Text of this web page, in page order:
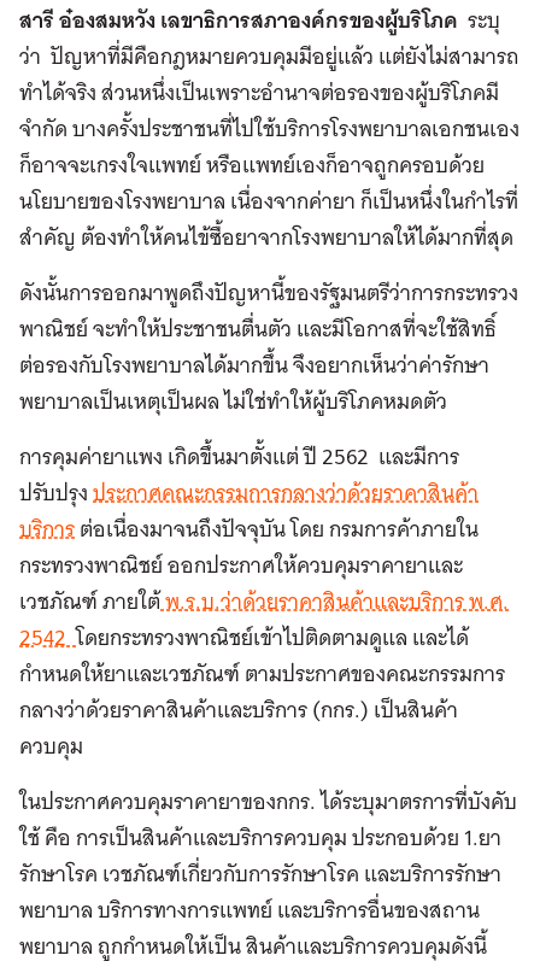
สารี อ๋องสมหวัง เลขาธิการสภาองค์กรของผู้บริโภค ระบุ
ว่า ปัญหาที่มีคือกฎหมายควบคุมมีอยู่แล้ว แต่ยังไม่สามารถ
ทำได้จริง ส่วนหนึ่งเป็นเพราะอำนาจต่อรองของผู้บริโภคมี
จำกัด บางครั้งประชาชนที่ไปใช้บริการโรงพยาบาลเอกชนเอง
ก็อาจจะเกรงใจแพทย์ หรือแพทย์เองก็อาจถูกครอบด้วย
นโยบายของโรงพยาบาล เนื่องจากค่ายา ก็เป็นหนึ่งในกำไรที่
สำคัญ ต้องทำให้คนไข้ซื้อยาจากโรงพยาบาลให้ได้มากที่สุด
ดังนั้นการออกมาพูดถึงปัญหานี้ของรัฐมนตรีว่าการกระทรวง
พาณิชย์ จะทำให้ประชาชนตื่นตัว และมีโอกาสที่จะใช้สิทธิ์
ต่อรองกับโรงพยาบาลได้มากขึ้น จึงอยากเห็นว่าค่ารักษา
พยาบาลเป็นเหตุเป็นผล ไม่ใช่ทำให้ผู้บริโภคหมดตัว
การคุมค่ายาแพง เกิดขึ้นมาตั้งแต่ ปี 2562 และมีการ
ปรับปรุงประกาศคณะกรรมการกลางว่าด้วยราคาสินค้า
บริการต่อเนื่องมาจนถึงปัจจุบัน โดย กรมการค้าภายใน
กระทรวงพาณิชย์ ออกประกาศให้ควบคุมราคายาและ
เวชภัณฑ์ ภายใต้พ.ร.บ.ว่าด้วยราคาสินค้าและบริการ พ.ศ.
2542โดยกระทรวงพาณิชย์เข้าไปติดตามดูแล และได้
กำหนดให้ยาและเวชภัณฑ์ ตามประกาศของคณะกรรมการ
กลางว่าด้วยราคาสินค้าและบริการ (กกร.) เป็นสินค้า
ควบคุม
ในประกาศควบคุมราคายาของกกร. ได้ระบุมาตรการที่บังคับ
ใช้ คือ การเป็นสินค้าและบริการควบคุม ประกอบด้วย 1.ยา
รักษาโรค เวชภัณฑ์เกี่ยวกับการรักษาโรค และบริการรักษา
พยาบาล บริการทางการแพทย์ และบริการอื่นของสถาน
พยาบาล ถูกกำหนดให้เป็น สินค้าและบริการควบคุมดังนี้